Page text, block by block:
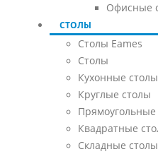
Офисные
СТОЛЫ
Столы Eames
Столы
Кухонные столы
Круглые столы
Прямоугольные
Квадратные
Складные столы